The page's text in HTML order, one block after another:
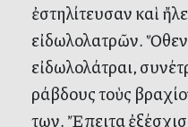
ἐστηλίτευσαν καὶ
εἰδωλολατρῶν. Ὅθεν
εἰδωλολάτραι,
ράβδους τοὺς
των. Ἔπειτα